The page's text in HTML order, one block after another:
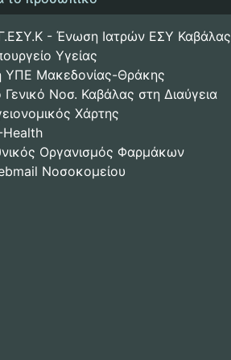
- Ένωση Ιατρών ΕΣΥ Καβάλας
Υγείας
ΥΠΕ Μακεδονίας-Θράκης
Γενικό Νοσ. Καβάλας στη Διαύγεια
Χάρτης
Health
Οργανισμός Φαρμάκων
Νοσοκομείου